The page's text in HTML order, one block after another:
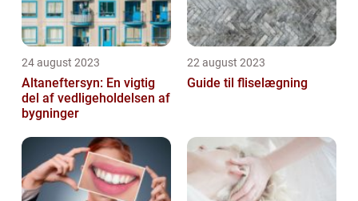
24 august 2023
Altaneftersyn: En vigtig
del af vedligeholdelsen af
bygninger
22 august 2023
Guide til fliselægning